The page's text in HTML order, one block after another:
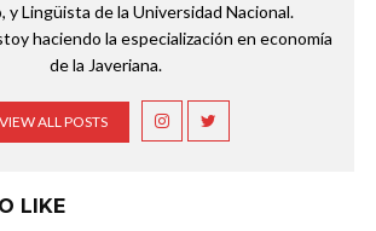
y Lingüista de la Universidad Nacional.
haciendo la especialización en economía
de la Javeriana.
VIEW ALL POSTS
LIKE